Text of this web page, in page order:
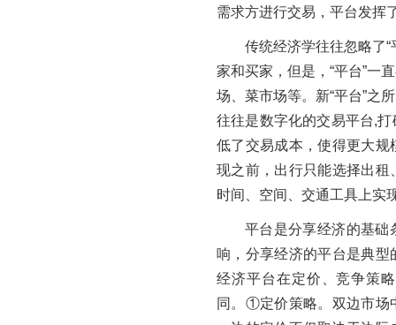
需求方进行交易，平台发挥
传统经济学往往忽略了
家和买家，但是，“平台”一
场、菜市场等。新“平台”之
往往是数字化的交易平台,
低了交易成本，使得更大
现之前，出行只能选择出
时间、空间、交通工具上实
平台是分享经济的基础
响，分享经济的平台是典
经济平台在定价、竞争策
同。①定价策略。双边市场